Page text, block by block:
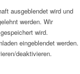
ausgeblendet wird und
werden. Wir
wird.
eingeblendet werden.
deaktivieren.